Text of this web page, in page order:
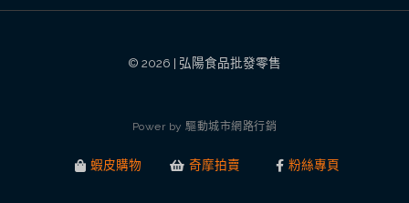
© 2026 | 弘陽食品批發零售
Power by 驅動城市網 路行銷
蝦皮購物 奇摩拍賣 粉絲專頁